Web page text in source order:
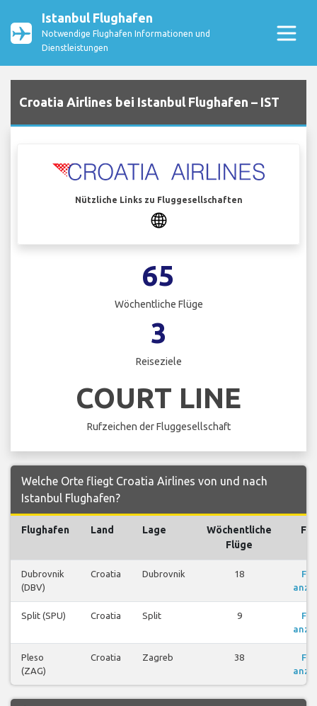
Istanbul Flughafen
Notwendige Flughafen Informationen und
Dienstleistungen
Croatia Airlines bei Istanbul Flughafen – IST
Nützliche Links zu Fluggesellschaften
65
Wöchentliche Flüge
3
Reiseziele
COURT LINE
Rufzeichen der Fluggesellschaft
Welche Orte fliegt Croatia Airlines von und nach
Istanbul Flughafen?
Flughafen Land Lage
Wöchentliche
Flüge
Dubrovnik
(DBV)
Croatia Dubrovnik 18
Split (SPU) Croatia Split 9
Pleso
(ZAG)
Croatia Zagreb 38